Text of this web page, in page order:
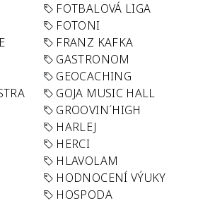
FOTBALOVÁ LIGA
FOTONI
FRANZ KAFKA
GASTRONOM
GEOCACHING
GOJA MUSIC HALL
GROOVIN´HIGH
HARLEJ
HERCI
HLAVOLAM
HODNOCENÍ VÝUKY
HOSPODA